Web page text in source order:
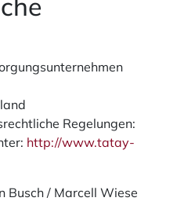
Regelungen:
http://www.tatay-
Busch / Marcell Wiese